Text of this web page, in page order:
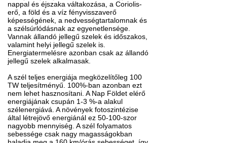
nappal és éjszaka váltakozása, a Coriolis-
erő, a föld és a víz fényvisszaverő
képességének, a nedvességtartalomnak és
a szélsúrlódásnak az egyenetlensége.
Vannak állandó jellegű szelek és időszakos,
valamint helyi jellegű szelek is.
Energiatermelésre azonban csak az állandó
jellegű szelek alkalmasak.
A szél teljes energiája megközelítőleg 100
TW teljesítményű. 100%-ban azonban ezt
nem lehet hasznosítani. A Nap Földet elérő
energiájának csupán 1-3 %-a alakul
szélenergiává. A növények fotoszintézise
által létrejövő energiánál ez 50-100-szor
nagyobb mennyiség. A szél folyamatos
sebessége csak nagy magasságokban